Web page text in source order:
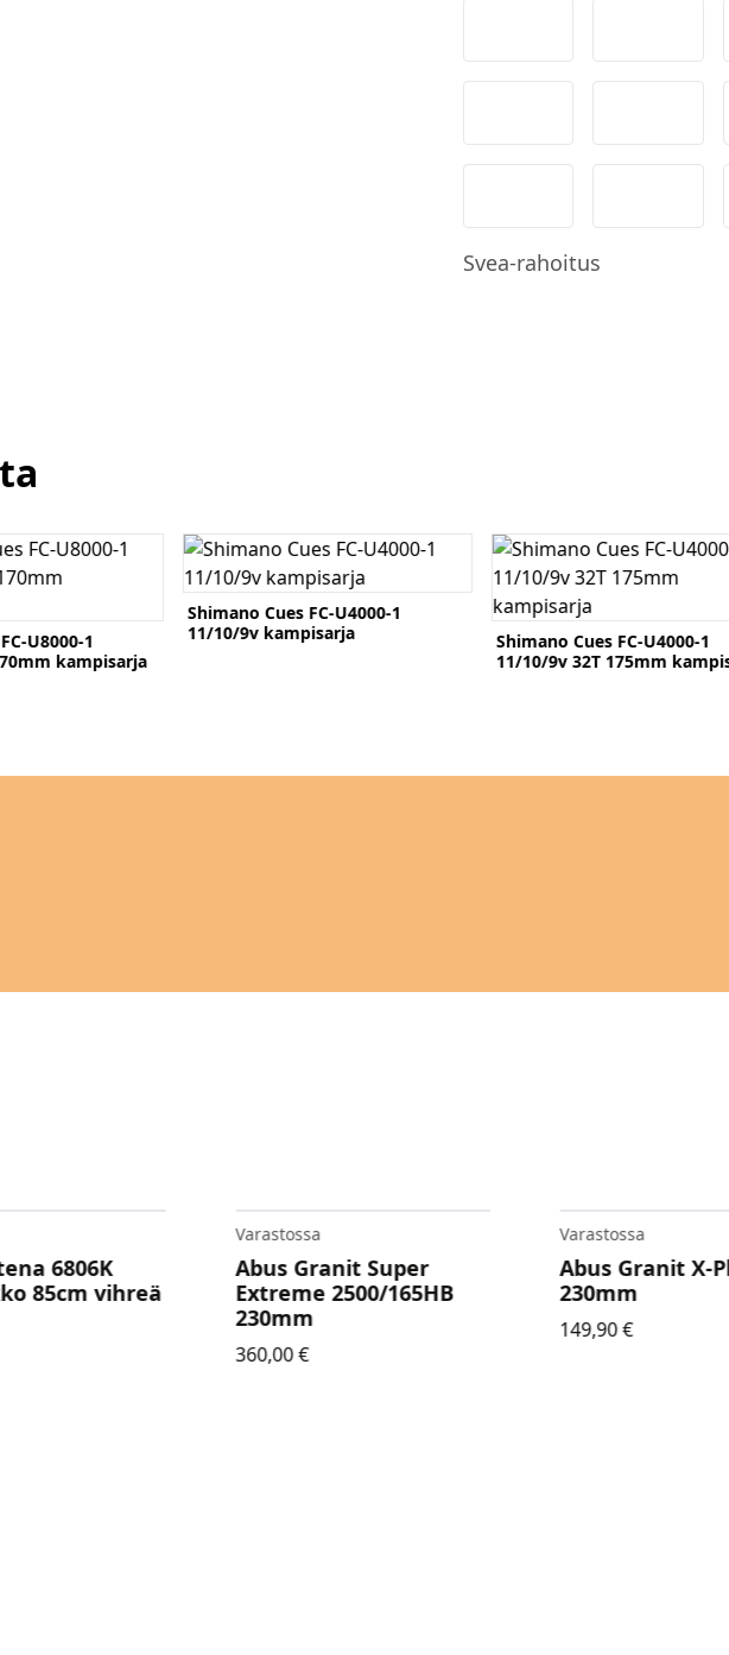
Svea-rahoitus
U4000-1
Katso tuote
Shimano Cues FC-U4000-1
Katso tuote
Shimano Ultegra R8100
kampisarja 52/36T 172,5mm
Super
2500/165HB
Varastossa
Abus Granit X-Plus 540
230mm
149,90€
Varastossa
Abus lisäketju
musta
39,90€